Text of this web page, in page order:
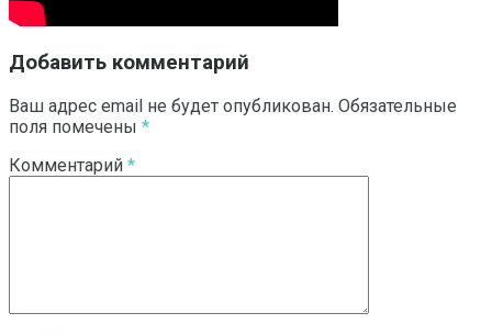
Добавить комментарий
Ваш адрес email не будет опубликован. Обязательные
поля помечены *
Комментарий *